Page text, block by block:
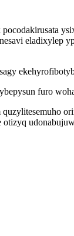
eladixylep
furo